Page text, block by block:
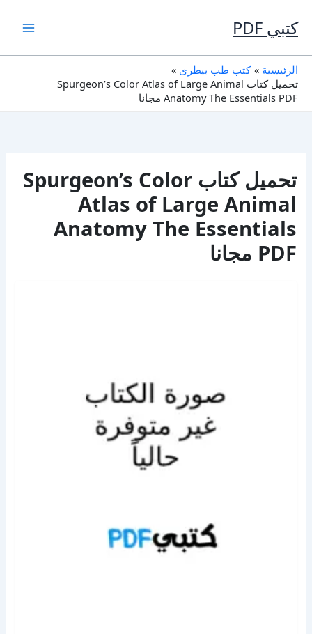
إلى
المحتوى
كتبي PDF
الرئيسية
كتب طب بيطرى
تحميل كتاب Spurgeon’s Color Atlas of Large Animal
Anatomy The Essentials PDF مجانا
تحميل كتاب Spurgeon’s Color
Atlas of Large Animal
Anatomy The Essentials
PDF مجانا